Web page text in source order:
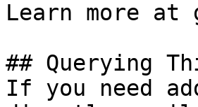
Learn more at
## Querying
If you need